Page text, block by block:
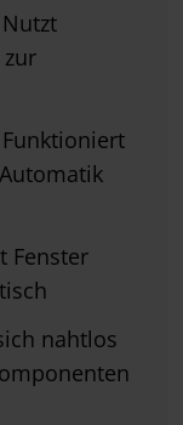
Nutzt
Funktioniert
Fenster
nahtlos